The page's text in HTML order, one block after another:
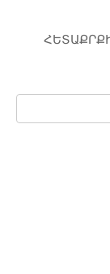
контенту
Поиск: